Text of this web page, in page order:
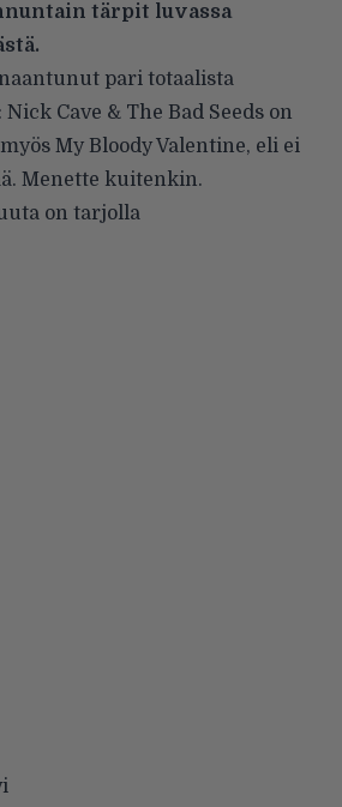
tärpit luvassa
pari totaalista
Cave & The Bad Seeds on
My Bloody Valentine, eli ei
Menette kuitenkin.
on tarjolla